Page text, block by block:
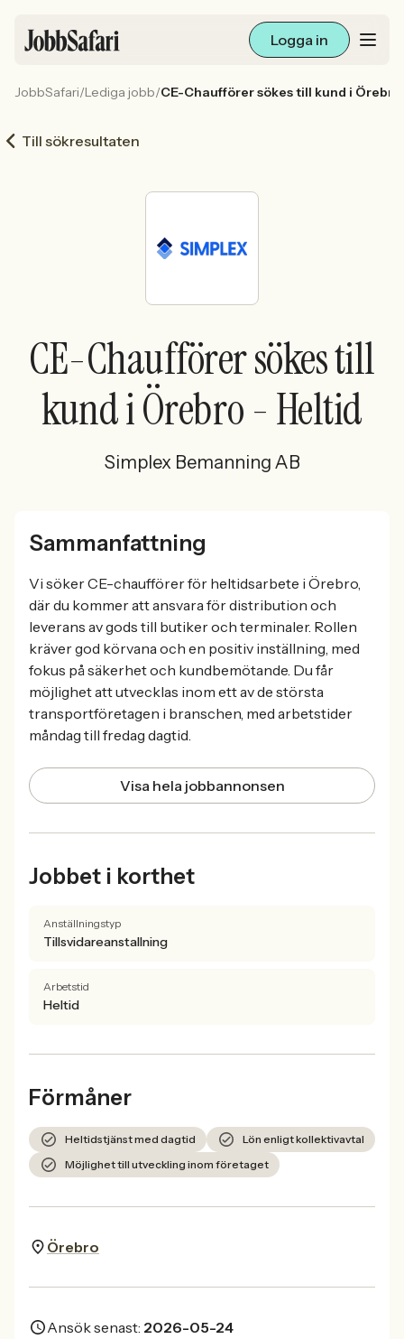
Logga in
Arbetsliv och karriär
För arbetsgivare
Sök med AI
Ny här? Skapa konto
JobbSafari/Lediga jobb/CE-Chaufförer sökes till kund i
Till sökresultaten
CE-Chaufförer sökes till
kund i Örebro - Heltid
Simplex Bemanning AB
Sammanfattning
Vi söker CE-chaufförer för heltidsarbete i Örebro,
där du kommer att ansvara för distribution och
leverans av gods till butiker och terminaler. Rollen
kräver god körvana och en positiv inställning, med
fokus på säkerhet och kundbemötande. Du får
möjlighet att utvecklas inom ett av de största
transportföretagen i branschen, med arbetstider
måndag till fredag dagtid.
Visa hela jobbannonsen
Jobbet i korthet
Anställningstyp
Tillsvidareanstallning
Arbetstid
Heltid
Förmåner
Heltidstjänst med dagtid
Lön enligt kollektivavtal
Möjlighet till utveckling inom företaget
Örebro
Ansök senast: 2026-05-24